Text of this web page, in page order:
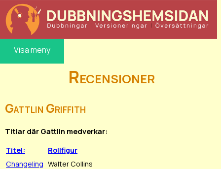
Visa meny
Recensioner
Gattlin Griffith
Titlar där Gattlin medverkar:
Titel:
Rollfigur
Changeling Walter Collins